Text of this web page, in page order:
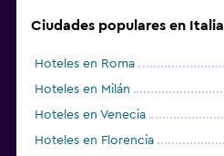
Ciudades populares en Italia
Hoteles en Roma
Hoteles en Milán
Hoteles en Venecia
Hoteles en Florencia